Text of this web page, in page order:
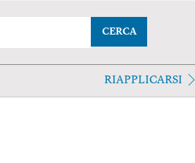
CERCA
RIAPPLICARSI